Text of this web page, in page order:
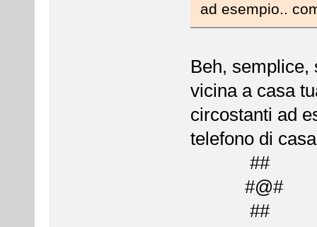
ad esempio..
Beh, semplice,
vicina a casa
circostanti ad
telefono di
##
#@#
##